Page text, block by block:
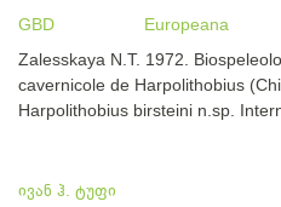
GBD Europeana
Zalesskaya N.T. 1972.
cavernicole de Harpolithobius
Harpolithobius birsteini n.sp.
ივან ჰ. ტუფი